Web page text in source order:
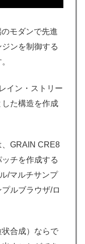
モダンで先進
ンを制御する
イン・ストリー
た構造を作成
、GRAIN CRE8
チを作成する
/マルチサンプ
ルブラウザ/ロ
合成）ならで